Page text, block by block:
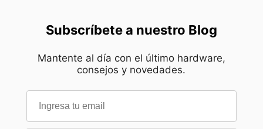
Subscríbete a nuestro Blog
Mantente al día con el último hardware,
consejos y novedades.